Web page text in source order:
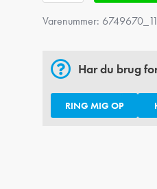
Varenummer:
Har du brug
RING MIG OP